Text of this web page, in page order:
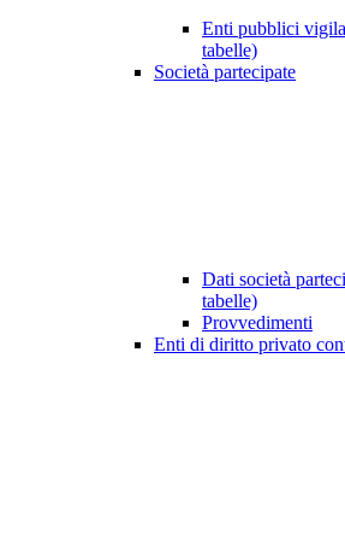
Enti pubblici
tabelle)
Società partecipate
Dati società
tabelle)
Provvedimenti
Enti di diritto privato